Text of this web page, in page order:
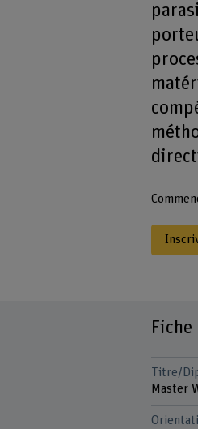
Titre/
Master